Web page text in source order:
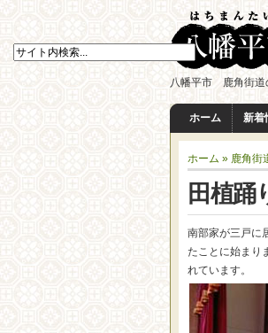
八幡平市 鹿角街道
ホーム 新着
ホーム » 鹿角街
田植踊
南部家が三戸に
たことに始まり
れています。